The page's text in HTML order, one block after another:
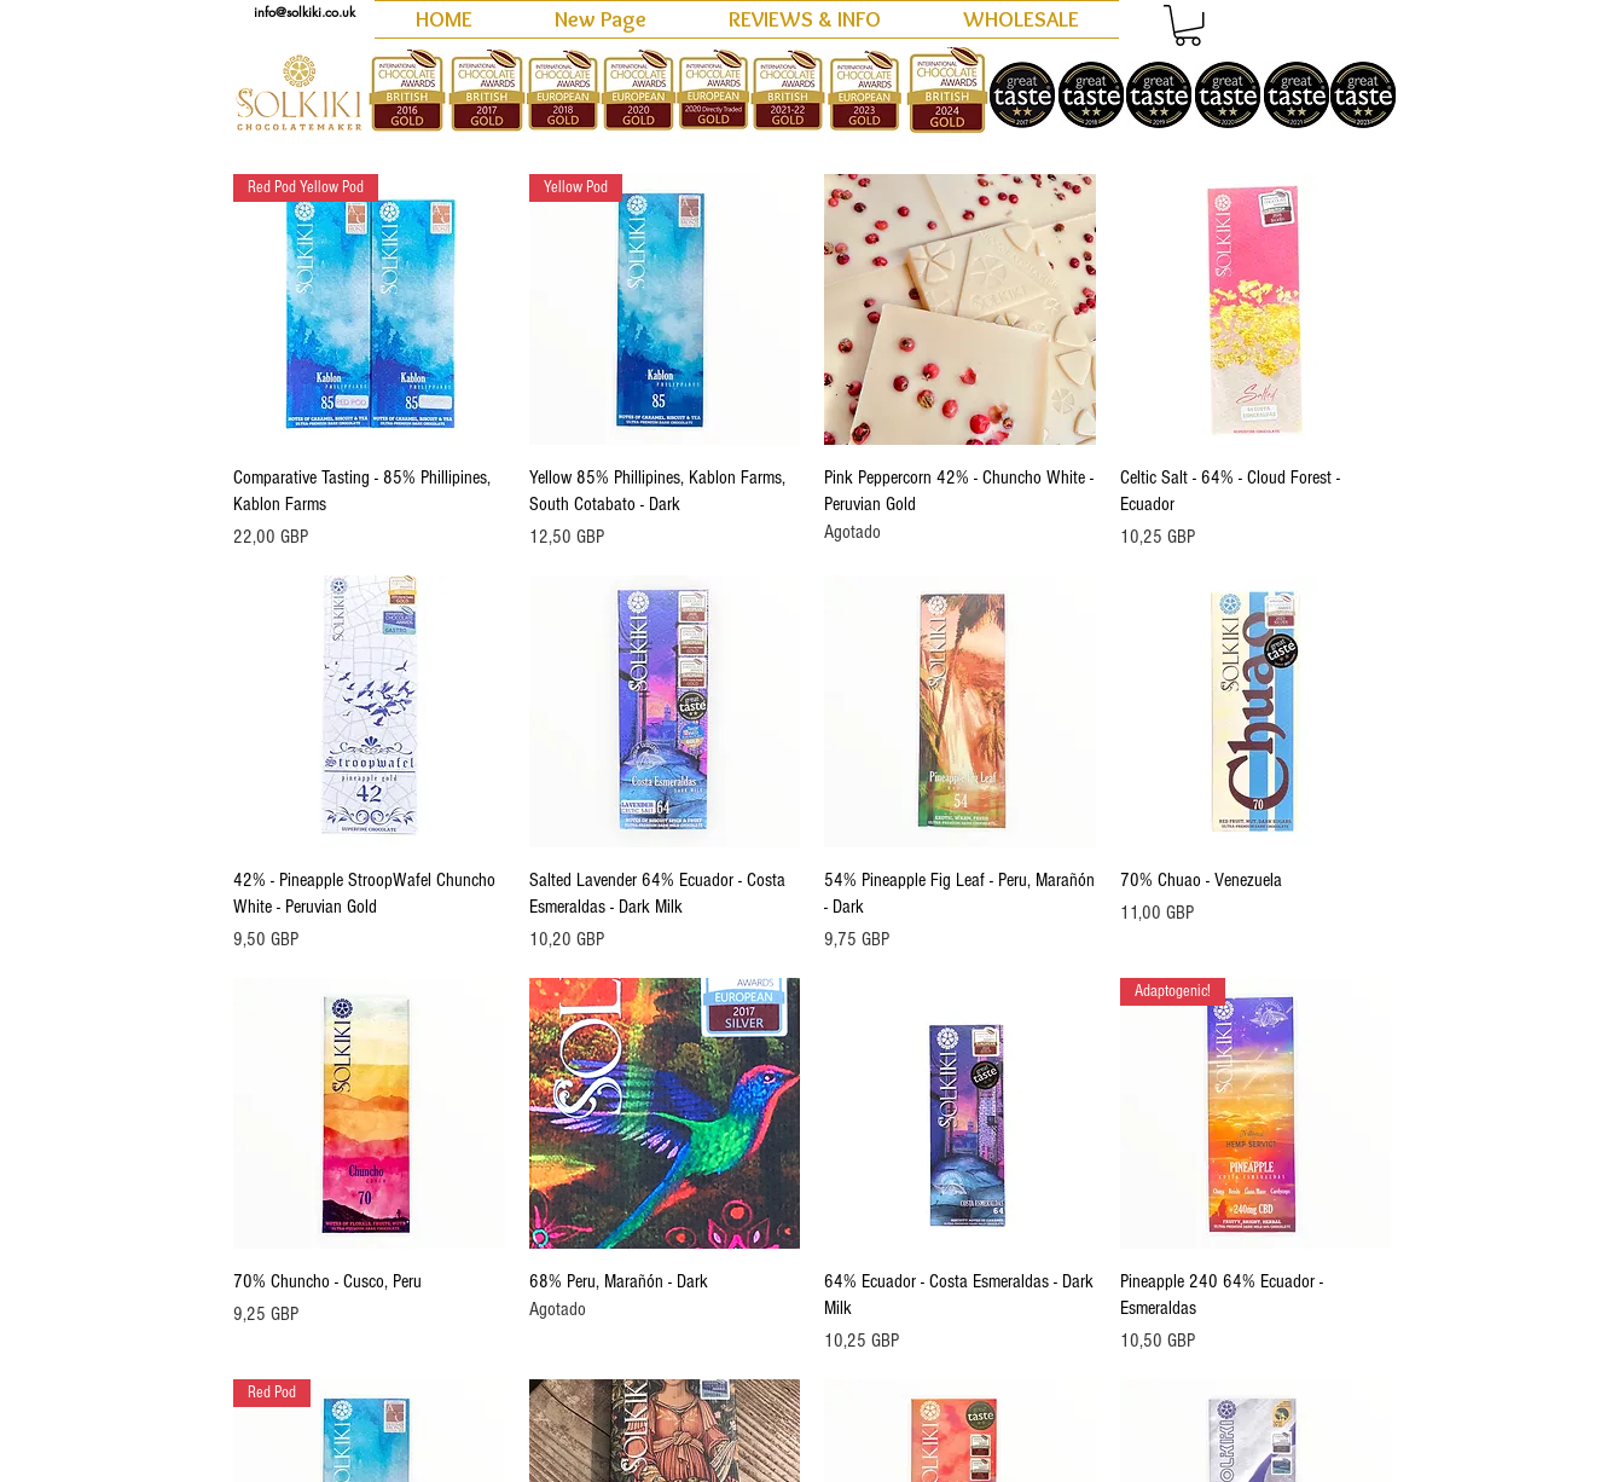
HOME New Page REVIEWS & INFO WHOLESALE
info@solkiki.co.uk
Vista rápida
Red Pod Yellow Pod
Comparative Tasting - 85% Phillipines,
Kablon Farms
Precio
22,00 GBP
Vista rápida
Yellow Pod
Yellow 85% Phillipines, Kablon Farms,
South Cotabato - Dark
Precio
12,50 GBP
Vista rápida
Pink Peppercorn 42% - Chuncho White -
Peruvian Gold
Agotado
Vista rápida
Celtic Salt - 64% - Cloud Forest -
Ecuador
Precio
10,25 GBP
Vista rápida
42% - Pineapple StroopWafel Chuncho
White - Peruvian Gold
Precio
9,50 GBP
Vista rápida
Salted Lavender 64% Ecuador - Costa
Esmeraldas - Dark Milk
Precio
10,20 GBP
Vista rápida
54% Pineapple Fig Leaf - Peru, Marañón
- Dark
Precio
9,75 GBP
Vista rápida
70% Chuao - Venezuela
Precio
11,00 GBP
Vista rápida
70% Chuncho - Cusco, Peru
Precio
9,25 GBP
Vista rápida
68% Peru, Marañón - Dark
Agotado
Vista rápida
64% Ecuador - Costa Esmeraldas - Dark
Milk
Precio
10,25 GBP
Vista rápida
Adaptogenic!
Pineapple 240 64% Ecuador -
Esmeraldas
Precio
10,50 GBP
Red Pod